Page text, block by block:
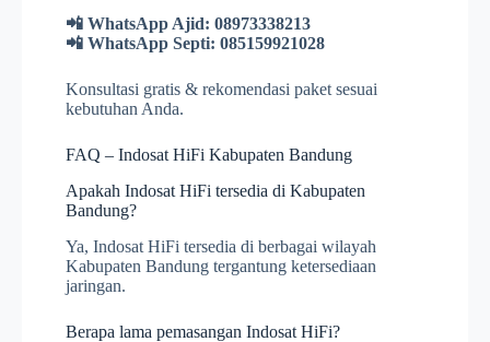
📲 WhatsApp Ajid: 08973338213
📲 WhatsApp Septi: 085159921028
Konsultasi gratis & rekomendasi paket sesuai
kebutuhan Anda.
FAQ – Indosat HiFi Kabupaten Bandung
Apakah Indosat HiFi tersedia di Kabupaten
Bandung?
Ya, Indosat HiFi tersedia di berbagai wilayah
Kabupaten Bandung tergantung ketersediaan
jaringan.
Berapa lama pemasangan Indosat HiFi?